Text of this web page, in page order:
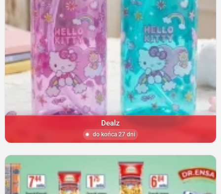
Dealz
do końca 27 dni